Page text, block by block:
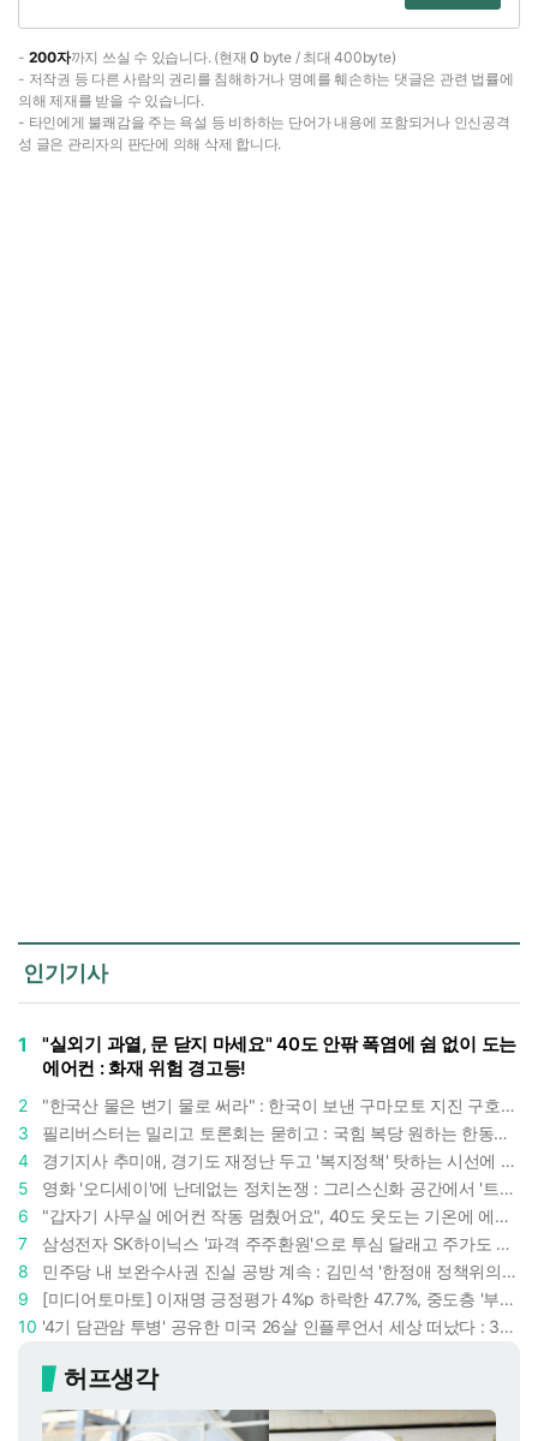
- 200자까지 쓰실 수 있습니다. (현재0 byte / 최대 400byte)
- 저작권 등 다른 사람의 권리를 침해하거나 명예를 훼손하는 댓글은 관련 법률에
의해 제재를 받을 수 있습니다.
- 타인에게 불쾌감을 주는 욕설 등 비하하는 단어가 내용에 포함되거나 인신공격
성 글은 관리자의 판단에 의해 삭제 합니다.
인기기사
1
"실외기 과열, 문 닫지 마세요" 40도 안팎 폭염에 쉼 없이 도는
에어컨 : 화재 위험 경고등!
2
"한국산 물은 변기 물로 써라" : 한국이 보낸 구마모토 지진 구호품에 한 일본인의 '어처구니 없는' 반응
3
필리버스터는 밀리고 토론회는 묻히고 : 국힘 복당 원하는 한동훈, '검사 정치'의 한계만 드러내나
4
경기지사 추미애, 경기도 재정난 두고 '복지정책' 탓하는 시선에 정면 반박 : "고령자와 아이 인구 급증"
5
영화 '오디세이'에 난데없는 정치논쟁 : 그리스신화 공간에서 '트럼프 전쟁의 참혹함'이 보인다
6
"갑자기 사무실 에어컨 작동 멈췄어요", 40도 웃도는 기온에 에어컨도 숨이 찬다
7
삼성전자 SK하이닉스 '파격 주주환원'으로 투심 달래고 주가도 받칠까, 100조 넘는 추가 배당 재원에 쏠리는 눈
8
민주당 내 보완수사권 진실 공방 계속 : 김민석 '한정애 정책위의장' 발언 근거로 내세우자 사무총장 지낸 조승래 반박
9
[미디어토마토] 이재명 긍정평가 4%p 하락한 47.7%, 중도층 '부정 49.7% vs 긍정 42.9%'
10
'4기 담관암 투병' 공유한 미국 26살 인플루언서 세상 떠났다 : 3년간 보여준 희망과 용기
허프생각